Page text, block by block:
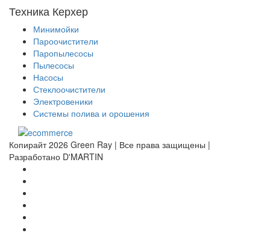
Техника Керхер
Минимойки
Пароочистители
Паропылесосы
Пылесосы
Насосы
Стеклоочистители
Электровеники
Системы полива и орошения
Копирайт 2026 Green Ray | Все права защищены |
Разработано D'MARTIN